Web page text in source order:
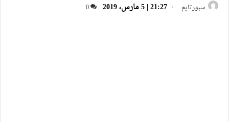
سبورتايم 21:27 | 5 مارس، 2019 0